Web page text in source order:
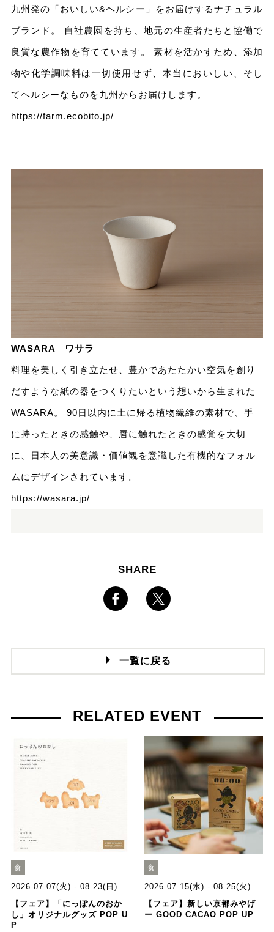
九州発の「おいしい&ヘルシー」をお届けするナチュラル
ブランド。 自社農園を持ち、地元の生産者たちと協働で
良質な農作物を育てています。 素材を活かすため、添加
物や化学調味料は一切使用せず、本当においしい、そし
てヘルシーなものを九州からお届けします。
https://farm.ecobito.jp/
WASARA ワサラ
料理を美しく引き立たせ、豊かであたたかい空気を創り
だすような紙の器をつくりたいという想いから生まれた
WASARA。 90日以内に土に帰る植物繊維の素材で、手
に持ったときの感触や、唇に触れたときの感覚を大切
に、日本人の美意識・価値観を意識した有機的なフォル
ムにデザインされています。
https://wasara.jp/
SHARE
一覧に戻る
RELATED EVENT
食
2026.07.07(火) - 08.23(日)
【フェア】「にっぽんのおか
し」オリジナルグッズ POP U
P
食
2026.07.15(水) - 08.25(火)
【フェア】新しい京都みやげ
ー GOOD CACAO POP UP